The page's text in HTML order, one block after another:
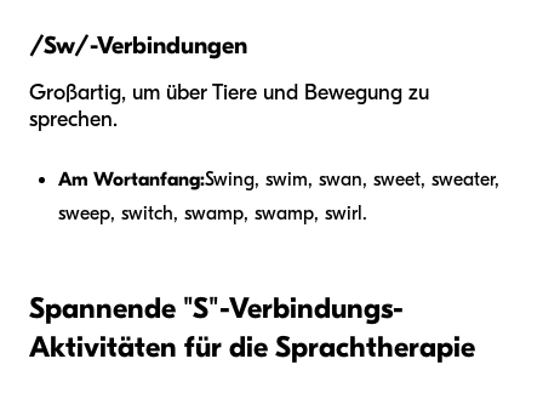
/Sw/-Verbindungen
Großartig, um über Tiere und Bewegung zu
sprechen.
Am Wortanfang:Swing, swim, swan, sweet, sweater,
sweep, switch, swamp, swamp, swirl.
Spannende "S"-Verbindungs-
Aktivitäten für die Sprachtherapie